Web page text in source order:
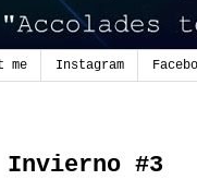
me Instagram
Invierno #3